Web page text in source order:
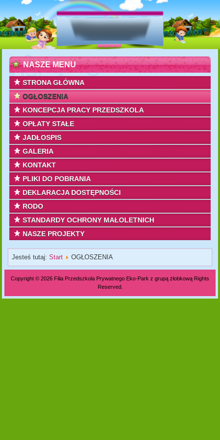
NASZE MENU
STRONA GŁÓWNA
OGŁOSZENIA
KONCEPCJA PRACY PRZEDSZKOLA
OPŁATY STAŁE
JADŁOSPIS
GALERIA
KONTAKT
PLIKI DO POBRANIA
DEKLARACJA DOSTĘPNOŚCI
RODO
STANDARDY OCHRONY MAŁOLETNICH
NASZE PROJEKTY
Jesteś tutaj:Start OGŁOSZENIA
Copyright © 2026 Filia Przedszkola Prywatnego Eko-Park z grupą żłobkową Rights
Reserved.